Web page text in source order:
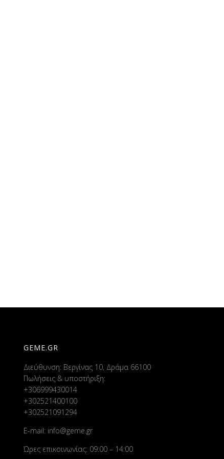
GEME.GR
Διεύθυνση: Βεργίνας 10, Δράμα 66100
Πωλήσεις & υποστήριξη:
+306999430014
+302521400100
+302521091294
E-mail: info@geme.gr
Ώρες επικοινωνίας: 09:00 – 14:00